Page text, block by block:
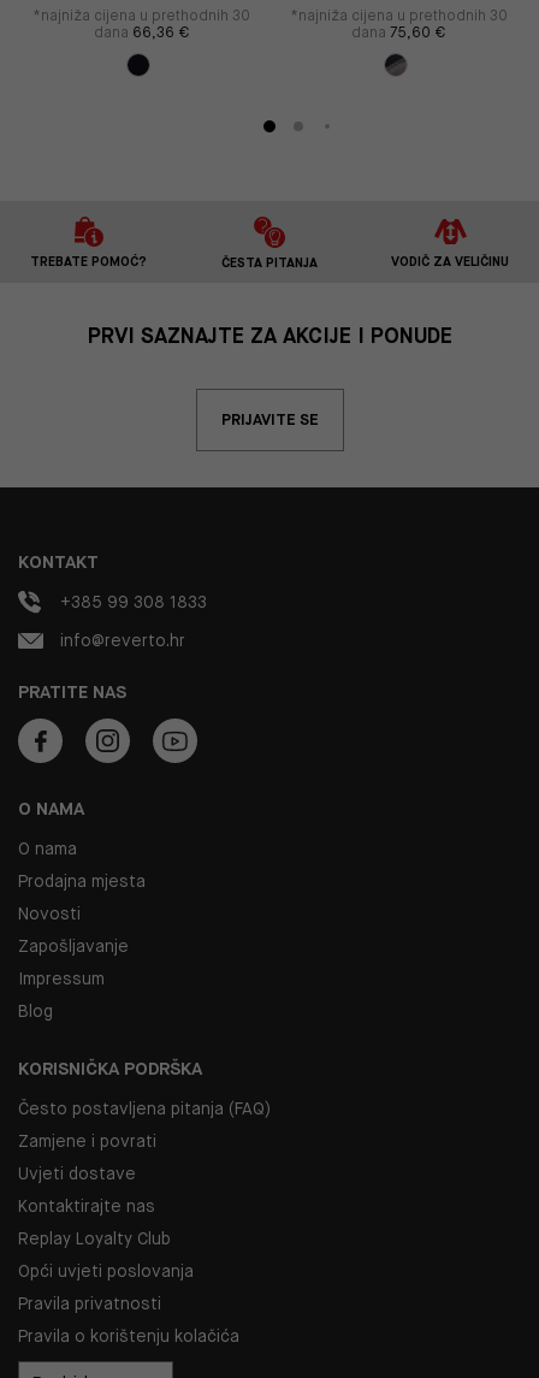
*najniža cijena u prethodnih 30
dana 66,36 €
*najniža cijena u prethodnih 30
dana 75,60 €
TREBATE POMOĆ? ČESTA PITANJA VODIČ ZA VELIČINU
PRVI SAZNAJTE ZA AKCIJE I PONUDE
PRIJAVITE SE
O NAMA
O nama
Prodajna mjesta
Novosti
Zapošljavanje
Impressum
Blog
KORISNIČKA PODRŠKA
Često postavljena pitanja (FAQ)
Zamjene i povrati
Uvjeti dostave
Kontaktirajte nas
Replay Loyalty Club
Opći uvjeti poslovanja
Pravila privatnosti
Pravila o korištenju kolačića
PRATITE NAS
KONTAKT
+385 99 308 1833
info@reverto.hr